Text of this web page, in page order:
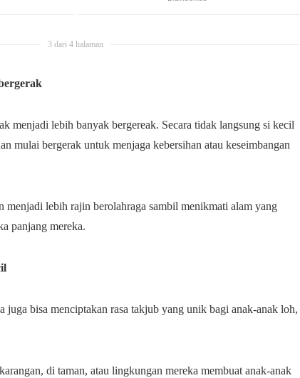
3 dari 4 halaman
menjadi lebih banyak bergereak. Secara tidak langsung si kecil
mulai bergerak untuk menjaga kebersihan atau keseimbangan
menjadi lebih rajin berolahraga sambil menikmati alam yang
panjang mereka.
juga bisa menciptakan rasa takjub yang unik bagi anak-anak loh,
di taman, atau lingkungan mereka membuat anak-anak